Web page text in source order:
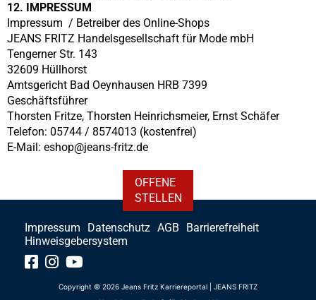
12. IMPRESSUM
Impressum / Betreiber des Online-Shops
JEANS FRITZ Handelsgesellschaft für Mode mbH
Tengerner Str. 143
32609 Hüllhorst
Amtsgericht Bad Oeynhausen HRB 7399
Geschäftsführer
Thorsten Fritze, Thorsten Heinrichsmeier, Ernst Schäfer
Telefon: 05744 / 8574013 (kostenfrei)
E-Mail: eshop@jeans-fritz.de
Impressum Datenschutz AGB
Barrierefreiheit
Hinweisgebersystem
Copyright © 2026 Jeans Fritz Karriereportal | JEANS FRITZ
OFFENE
STELLEN